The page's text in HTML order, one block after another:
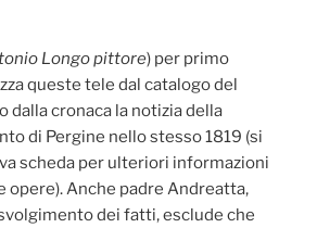
Longo pittore) per primo
queste tele dal catalogo del
dalla cronaca la notizia della
di Pergine nello stesso 1819 (si
scheda per ulteriori informazioni
opere). Anche padre Andreatta,
dei fatti, esclude che